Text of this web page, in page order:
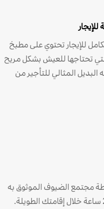
للإيجار تحتوي على مطبخ
تحتاجها للعيش بشكل مريح
البديل المثالي للتأجير من
مجتمع الضيوف الموثوق به